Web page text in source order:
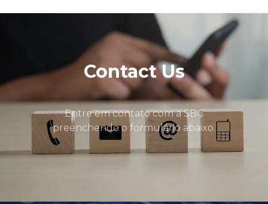
Contact Us
Entre em contato com a SBC
preenchendo o formulário abaixo.